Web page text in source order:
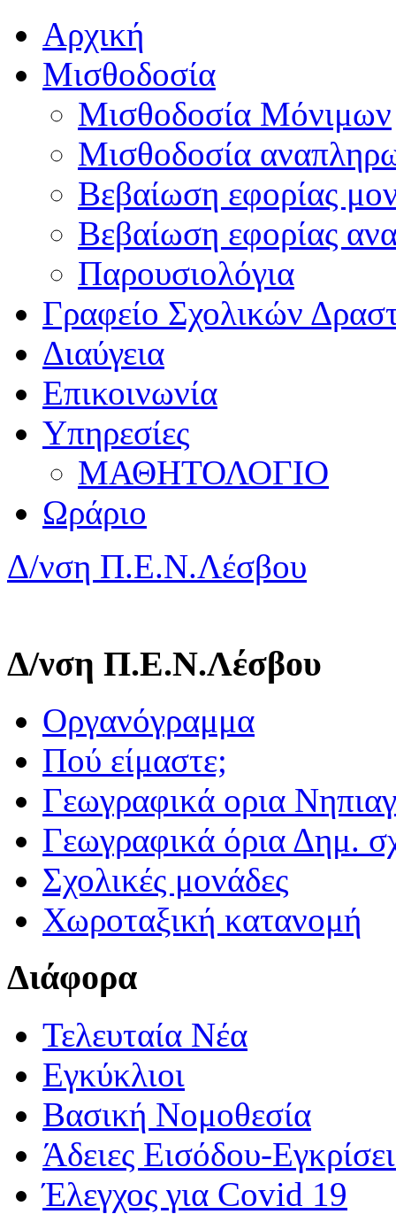
Αρχική
Μισθοδοσία
Μισθοδοσία Μόνιμων
Μισθοδοσία
Βεβαίωση εφορίας
Βεβαίωση εφορίας
Παρουσιολόγια
Γραφείο Σχολικών
Διαύγεια
Επικοινωνία
Υπηρεσίες
ΜΑΘΗΤΟΛΟΓΙΟ
Ωράριο
Δ/νση Π.Ε.Ν.Λέσβου
Δ/νση Π.Ε.Ν.Λέσβου
Οργανόγραμμα
Πού είμαστε;
Γεωγραφικά ορια
Γεωγραφικά όρια Δημ.
Σχολικές μονάδες
Χωροταξική κατανομή
Διάφορα
Τελευταία Νέα
Εγκύκλιοι
Βασική Νομοθεσία
Άδειες Εισόδου-
Έλεγχος για Covid 19